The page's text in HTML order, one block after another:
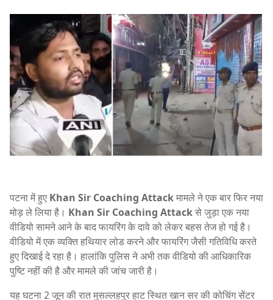
पटना में हुए Khan Sir Coaching Attackमामले ने एक बार फिर नया
मोड़ ले लिया है। Khan Sir Coaching Attackसे जुड़ा एक नया
वीडियो सामने आने के बाद फायरिंग के दावे को लेकर बहस तेज हो गई है।
वीडियो में एक व्यक्ति हथियार लोड करने और फायरिंग जैसी गतिविधि करते
हुए दिखाई दे रहा है। हालांकि पुलिस ने अभी तक वीडियो की आधिकारिक
पुष्टि नहीं की है और मामले की जांच जारी है।
यह घटना 2 जून की रात मुसल्लहपुर हाट स्थित खान सर की कोचिंग सेंटर